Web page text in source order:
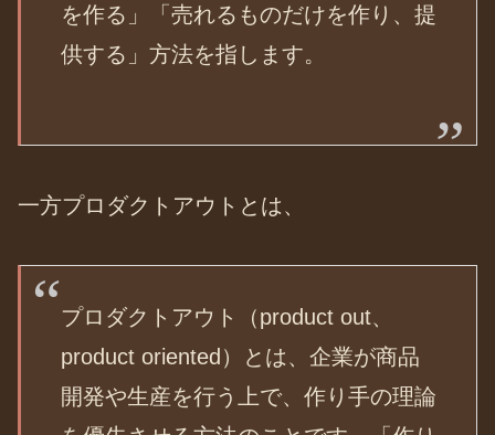
を作る」「売れるものだけを作り、提
供する」方法を指します。
一方プロダクトアウトとは、
プロダクトアウト（product out、
product oriented）とは、企業が商品
開発や生産を行う上で、作り手の理論